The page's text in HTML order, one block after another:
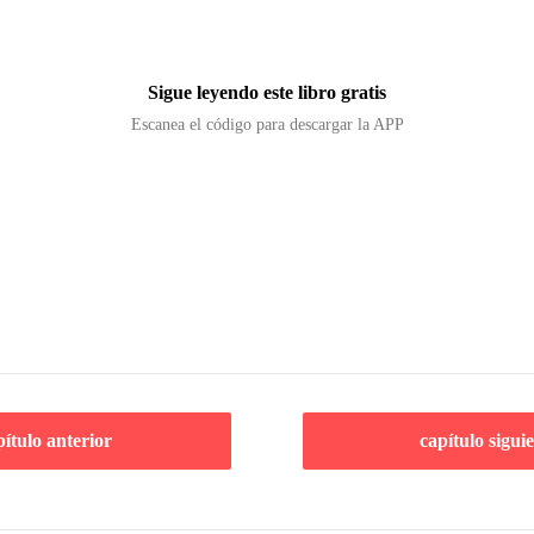
Sigue leyendo este libro gratis
Escanea el código para descargar la APP
anterior capítulo